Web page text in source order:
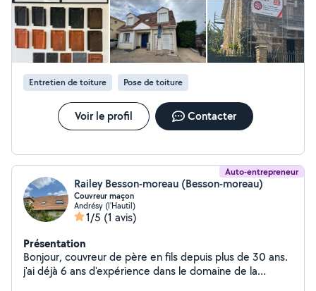
intervenons sur tous types de travaux : Toiture
traditionnelle et moderne Étanchéité et réparation de
toitures Pose et rénovation de gouttières, chéneaux et
descentes d'eau Zinguerie sur-mesure pour bâtiments
résidentiels et professionnels Notre équipe de
professionnels qualifiés met un point d'honneur à allier
techniques traditionnelles et matériaux modernes, afin
d'assurer la sécurité, l'esthétique et la durabilité de vos
toitures. Pourquoi choisir AC TOITURE ? Trois
générations d'expérience et un savoir-faire reconnu
personnalisées pour chaque client Venez nous
rencontrer, ce sera un plaisir !
Entretien de toiture Pose de toiture
Voir le profil Contacter
Auto-entrepreneur
Railey Besson-moreau (Besson-moreau)
Couvreur maçon
Andrésy (l'Hautil)
1/5 (1 avis)
Présentation
Bonjour, couvreur de père en fils depuis plus de 30 ans.
j'ai déjà 6 ans d'expérience dans le domaine de la